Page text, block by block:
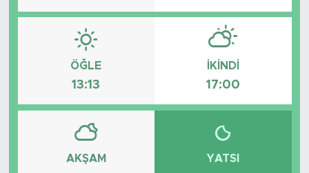
ÖĞLE
13:13
İKINDI
17:00
AKŞAM YATSI